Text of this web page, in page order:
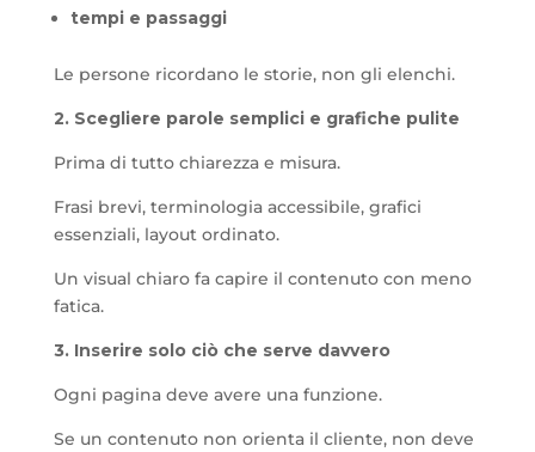
tempi e passaggi
Le persone ricordano le storie, non gli elenchi.
2. Scegliere parole semplici e grafiche pulite
Prima di tutto chiarezza e misura.
Frasi brevi, terminologia accessibile, grafici
essenziali, layout ordinato.
Un visual chiaro fa capire il contenuto con meno
fatica.
3. Inserire solo ciò che serve davvero
Ogni pagina deve avere una funzione.
Se un contenuto non orienta il cliente, non deve